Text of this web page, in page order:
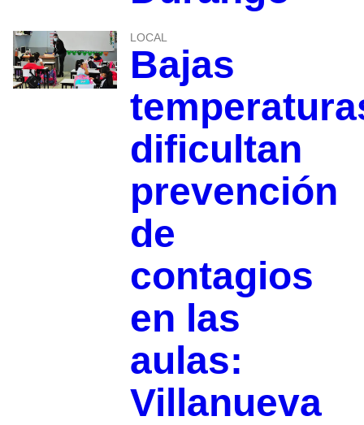
LOCAL
Bajas
dificultan
prevención
de
contagios
en las
aulas:
Villanueva